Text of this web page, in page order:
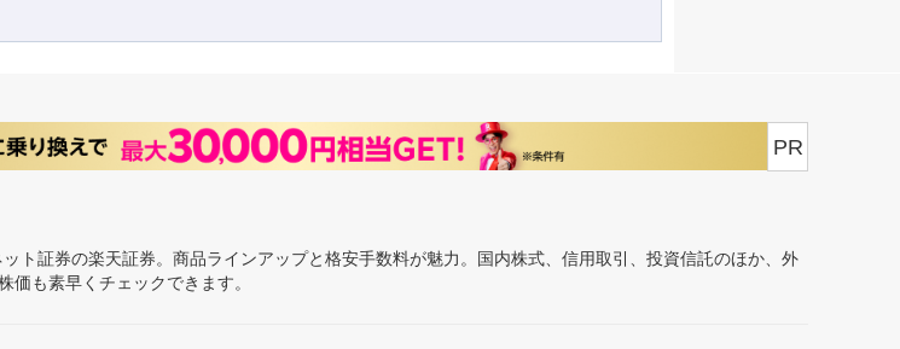
PR
ト証券の楽天証券。商品ラインアップと格安手数料が魅力。国内株式、信用取引、投資信託のほか、外
も素早くチェックできます。